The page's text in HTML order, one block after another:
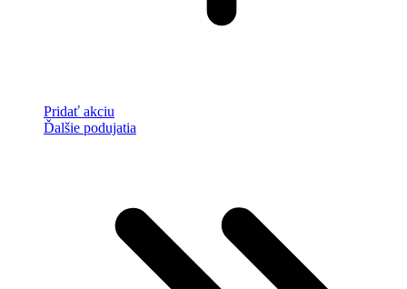
Pridať akciu
Ďalšie podujatia